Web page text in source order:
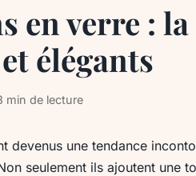
en verre :
élégants
min de lecture
devenus une tendance
seulement ils ajoutent une